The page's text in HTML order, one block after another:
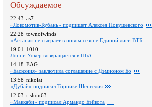
Обсуждаемое
22:43 as7
«Локомотив-Кубань» подпишет Алексея Покушевского
22:28 townofwinds
«Астана» не сыграет в новом сезоне Единой лиги ВТБ
19:01
1010
Лонни Уокер возвращается в НБА
14:18 EAG
«Баскония» заключила соглашение с Дэмионом Бо
13:58 nikolat
«Дубай» подписал Торнике Шенгелия
12:03 rishon63
«Маккаби» подписал Армандо Бэйкота